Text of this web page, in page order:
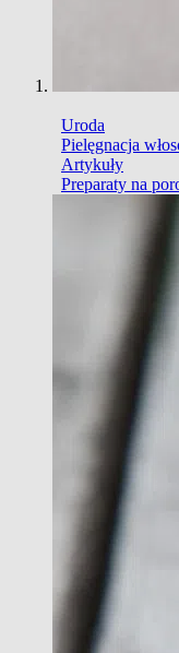
Uroda
Pielęgnacja
Artykuły
Preparaty na